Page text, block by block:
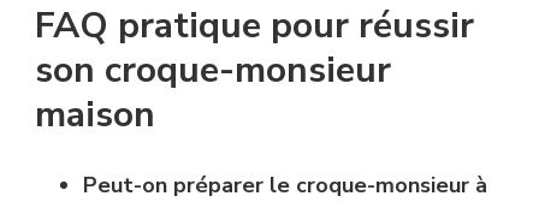
FAQ pratique pour réussir
son croque-monsieur
maison
Peut-on préparer le croque-monsieur à